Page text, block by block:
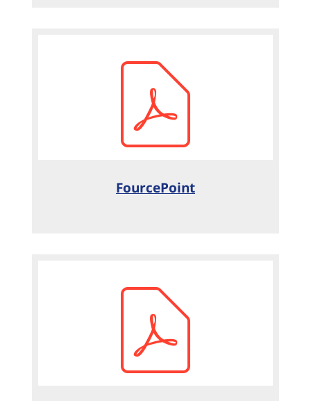
FourcePoint